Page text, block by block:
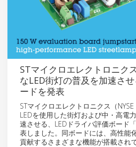
STマイクロエレクトロニク
なLED街灯の普及を加速さ
ードを発表
STマイクロエレクトロニクス（NYSE
LEDを使用した街灯および中・高電
速させる、LEDドライバ評価ボード
表しました。同ボードには、高性能
貢献するさまざまな機能が搭載され